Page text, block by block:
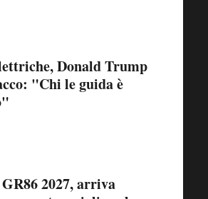
Donald Trump
"Chi le guida è
2027, arriva